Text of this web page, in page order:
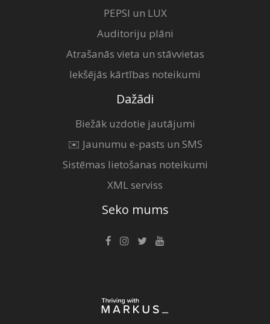
PEPSI un LUX
Auditoriju plāni
Atrašanās vieta un stāvvietas
Iekšējās kārtības noteikumi
Dažādi
Biežāk uzdotie jautājumi
✉️ Jaunumu e-pasts un SMS
Sistēmas lietošanas noteikumi
XML serviss
Seko mums